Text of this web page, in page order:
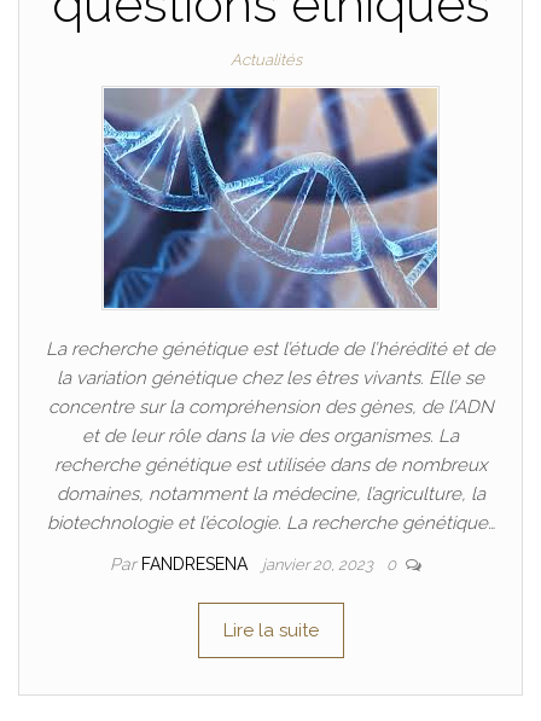
Actualités
La recherche génétique est l’étude de l’hérédité et de
la variation génétique chez les êtres vivants. Elle se
concentre sur la compréhension des gènes, de l’ADN
et de leur rôle dans la vie des organismes. La
recherche génétique est utilisée dans de nombreux
domaines, notamment la médecine, l’agriculture, la
biotechnologie et l’écologie. La recherche génétique…
Par FANDRESENA janvier 20, 2023 0
Lire la suite